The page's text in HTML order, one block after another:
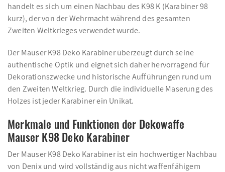
handelt es sich um einen Nachbau des K98 K (Karabiner 98
kurz), der von der Wehrmacht während des gesamten
Zweiten Weltkrieges verwendet wurde.
Der Mauser K98 Deko Karabiner überzeugt durch seine
authentische Optik und eignet sich daher hervorragend für
Dekorationszwecke und historische Aufführungen rund um
den Zweiten Weltkrieg. Durch die individuelle Maserung des
Holzes ist jeder Karabiner ein Unikat.
Merkmale und Funktionen der Dekowaffe
Mauser K98 Deko Karabiner
Der Mauser K98 Deko Karabiner ist ein hochwertiger Nachbau
von Denix und wird vollständig aus nicht waffenfähigem